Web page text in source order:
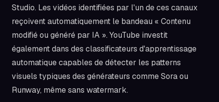
Studio. Les vidéos identifiées par l'un de ces canaux
reçoivent automatiquement le bandeau « Contenu
modifié ou généré par IA ». YouTube investit
également dans des classificateurs d'apprentissage
automatique capables de détecter les patterns
visuels typiques des générateurs comme Sora ou
Runway, même sans watermark.